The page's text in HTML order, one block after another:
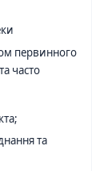
первинного
часто
та